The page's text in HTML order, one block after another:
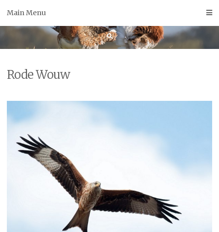
Main Menu
Rode Wouw